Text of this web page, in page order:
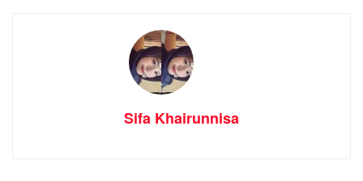
Sifa Khairunnisa